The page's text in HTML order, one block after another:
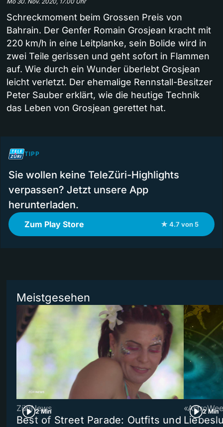
Schreckmoment beim Grossen Preis von
Bahrain. Der Genfer Romain Grosjean kracht mit
220 km/h in eine Leitplanke, sein Bolide wird in
zwei Teile gerissen und geht sofort in Flammen
auf. Wie durch ein Wunder überlebt Grosjean
leicht verletzt. Der ehemalige Rennstall-Besitzer
Peter Sauber erklärt, wie die heutige Technik
das Leben von Grosjean gerettet hat.
TIPP
Sie wollen keine TeleZüri-Highlights
verpassen? Jetzt unsere App
herunterladen.
Zum Play Store ★ 4.7 von 5
Meistgesehen
2 Min
ZüriNews
Best of Street Parade: Outfits und
2 Min